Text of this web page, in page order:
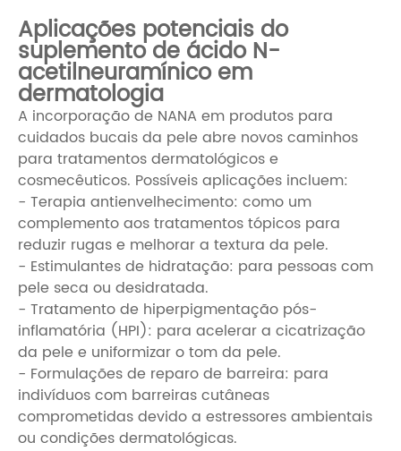
Aplicações potenciais do
suplemento de ácido N-
acetilneuramínico em
dermatologia
A incorporação de NANA em produtos para
cuidados bucais da pele abre novos caminhos
para tratamentos dermatológicos e
cosmecêuticos. Possíveis aplicações incluem:
- Terapia antienvelhecimento: como um
complemento aos tratamentos tópicos para
reduzir rugas e melhorar a textura da pele.
- Estimulantes de hidratação: para pessoas com
pele seca ou desidratada.
- Tratamento de hiperpigmentação pós-
inflamatória (HPI): para acelerar a cicatrização
da pele e uniformizar o tom da pele.
- Formulações de reparo de barreira: para
indivíduos com barreiras cutâneas
comprometidas devido a estressores ambientais
ou condições dermatológicas.